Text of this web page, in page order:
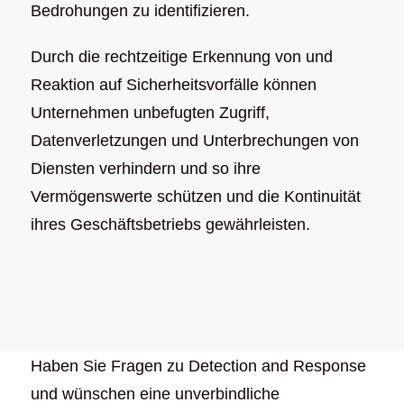
Bedrohungen zu identifizieren.
Durch die rechtzeitige Erkennung von und
Reaktion auf Sicherheitsvorfälle können
Unternehmen unbefugten Zugriff,
Datenverletzungen und Unterbrechungen von
Diensten verhindern und so ihre
Vermögenswerte schützen und die Kontinuität
ihres Geschäftsbetriebs gewährleisten.
Haben Sie Fragen zu Detection and Response
und wünschen eine unverbindliche